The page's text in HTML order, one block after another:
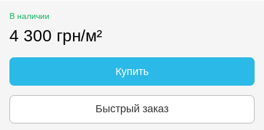
В наличии
4 300 грн/м²
Купить
Быстрый заказ